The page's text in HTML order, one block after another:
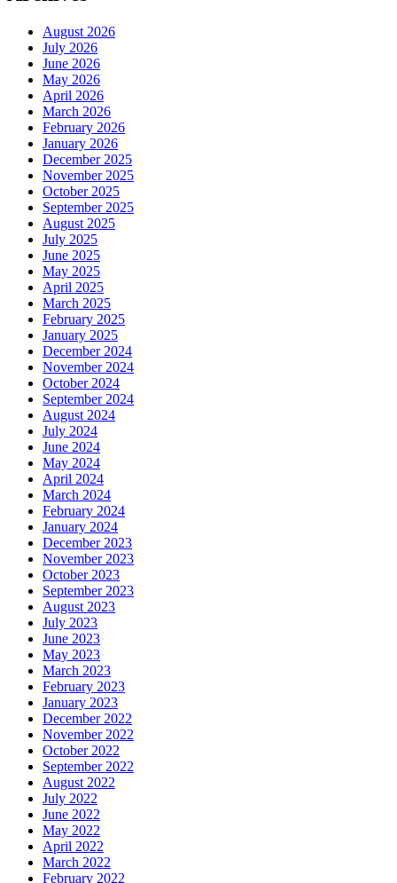
August 2026
July 2026
June 2026
May 2026
April 2026
March 2026
February 2026
January 2026
December 2025
November 2025
October 2025
September 2025
August 2025
July 2025
June 2025
May 2025
April 2025
March 2025
February 2025
January 2025
December 2024
November 2024
October 2024
September 2024
August 2024
July 2024
June 2024
May 2024
April 2024
March 2024
February 2024
January 2024
December 2023
November 2023
October 2023
September 2023
August 2023
July 2023
June 2023
May 2023
March 2023
February 2023
January 2023
December 2022
November 2022
October 2022
September 2022
August 2022
July 2022
June 2022
May 2022
April 2022
March 2022
February 2022